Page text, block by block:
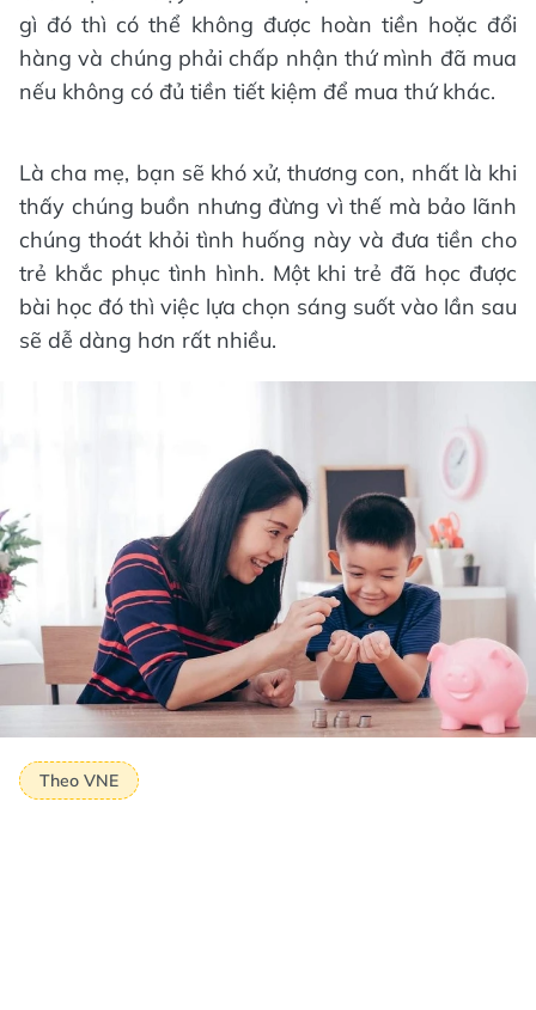
gì đó thì có thể không được hoàn tiền hoặc đổi
hàng và chúng phải chấp nhận thứ mình đã mua
nếu không có đủ tiền tiết kiệm để mua thứ khác.
Là cha mẹ, bạn sẽ khó xử, thương con, nhất là khi
thấy chúng buồn nhưng đừng vì thế mà bảo lãnh
chúng thoát khỏi tình huống này và đưa tiền cho
trẻ khắc phục tình hình. Một khi trẻ đã học được
bài học đó thì việc lựa chọn sáng suốt vào lần sau
sẽ dễ dàng hơn rất nhiều.
Theo VNE